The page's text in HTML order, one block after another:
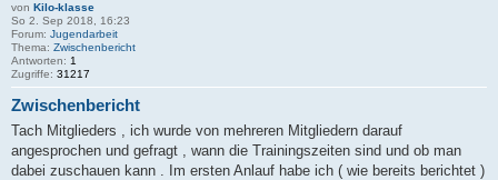
von Kilo-klasse
So 2. Sep 2018, 16:23
Forum: Jugendarbeit
Thema: Zwischenbericht
Antworten: 1
Zugriffe: 31217
Zwischenbericht
Tach Mitglieders , ich wurde von mehreren Mitgliedern darauf
angesprochen und gefragt , wann die Trainingszeiten sind und ob man
dabei zuschauen kann . Im ersten Anlauf habe ich ( wie bereits berichtet )